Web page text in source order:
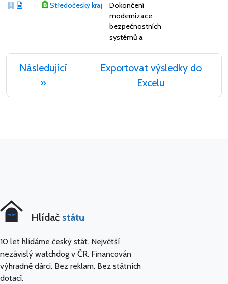
Středočeský kraj
Dokončení
modernizace
bezpečnostních
systémů a
Následující
»
Exportovat výsledky do
Excelu
Hlídač státu
10 let hlídáme český stát. Největší
nezávislý watchdog v ČR. Financován
výhradně dárci. Bez reklam. Bez státních
dotací.